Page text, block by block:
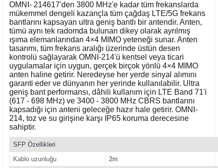
OMNI- 214617'den 3800 MHz'e kadar tüm frekanslarda
mükemmel dengeli kazançla tüm çağdaş LTE/5G frekans
bantlarını kapsayan ultra geniş bantlı bir antendir. Anten,
tümü aynı tek radomda bulunan dikey olarak ayrılmış
ışıma elemanlarından 4×4 MIMO yeteneği sunar. Anten
tasarımı, tüm frekans aralığı üzerinde üstün desen
kontrolü sağlayarak OMNI-214'ü kentsel veya ticari
uygulamalar için uygun, gerçek birçok yönlü 4×4 MIMO
anten haline getirir. Neredeyse her yerde sinyal alımını
garanti eder ve dünyanın her yerinde kullanılabilir. Ultra
geniş bant performansı, dâhili kullanım için LTE Band 71'i
(617 - 698 MHz) ve 3400 - 3800 MHz CBRS bantlarını
kapsadığı için anteni geleceğe hazır hale getirir. OMNI-
214, toz ve su girişine karşı IP65 koruma derecesine
sahiptir.
SFP Özellikleri
Kablo uzunluğu
2m